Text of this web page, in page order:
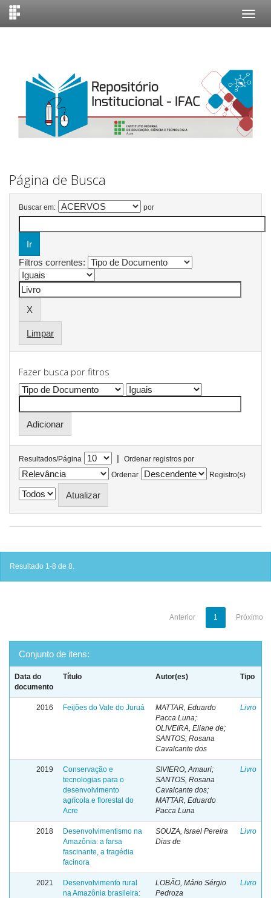
Página de Busca
Buscar em: por
Filtros correntes:
Limpar
Fazer busca por fitros
Resultados/Página |
Ordenar registros por
Ordenar
Registro(s)
Resultado 1-8 de 8.
Anterior 1 Próximo
Conjunto de itens:
Data do
documento
Título Autor(es) Tipo
2016 Feijões do Vale do Juruá
MATTAR, Eduardo
Pacca Luna;
OLIVEIRA, Eliane de;
SANTOS, Rosana
Cavalcante dos
Livro
2019
Conservação e
tecnologias para o
desenvolvimento
agrícola e florestal do
Acre
SIVIERO, Amauri;
SANTOS, Rosana
Cavalcante dos;
MATTAR, Eduardo
Pacca Luna
Livro
2018
Desenvolvimentismo na
Amazônia: a farsa
fascinante, a tragédia
facínora
SOUZA, Israel Pereira
Dias de
Livro
2021
Desenvolvimento rural
na Amazônia brasileira:
LOBÃO, Mário Sérgio
Pedroza
Livro